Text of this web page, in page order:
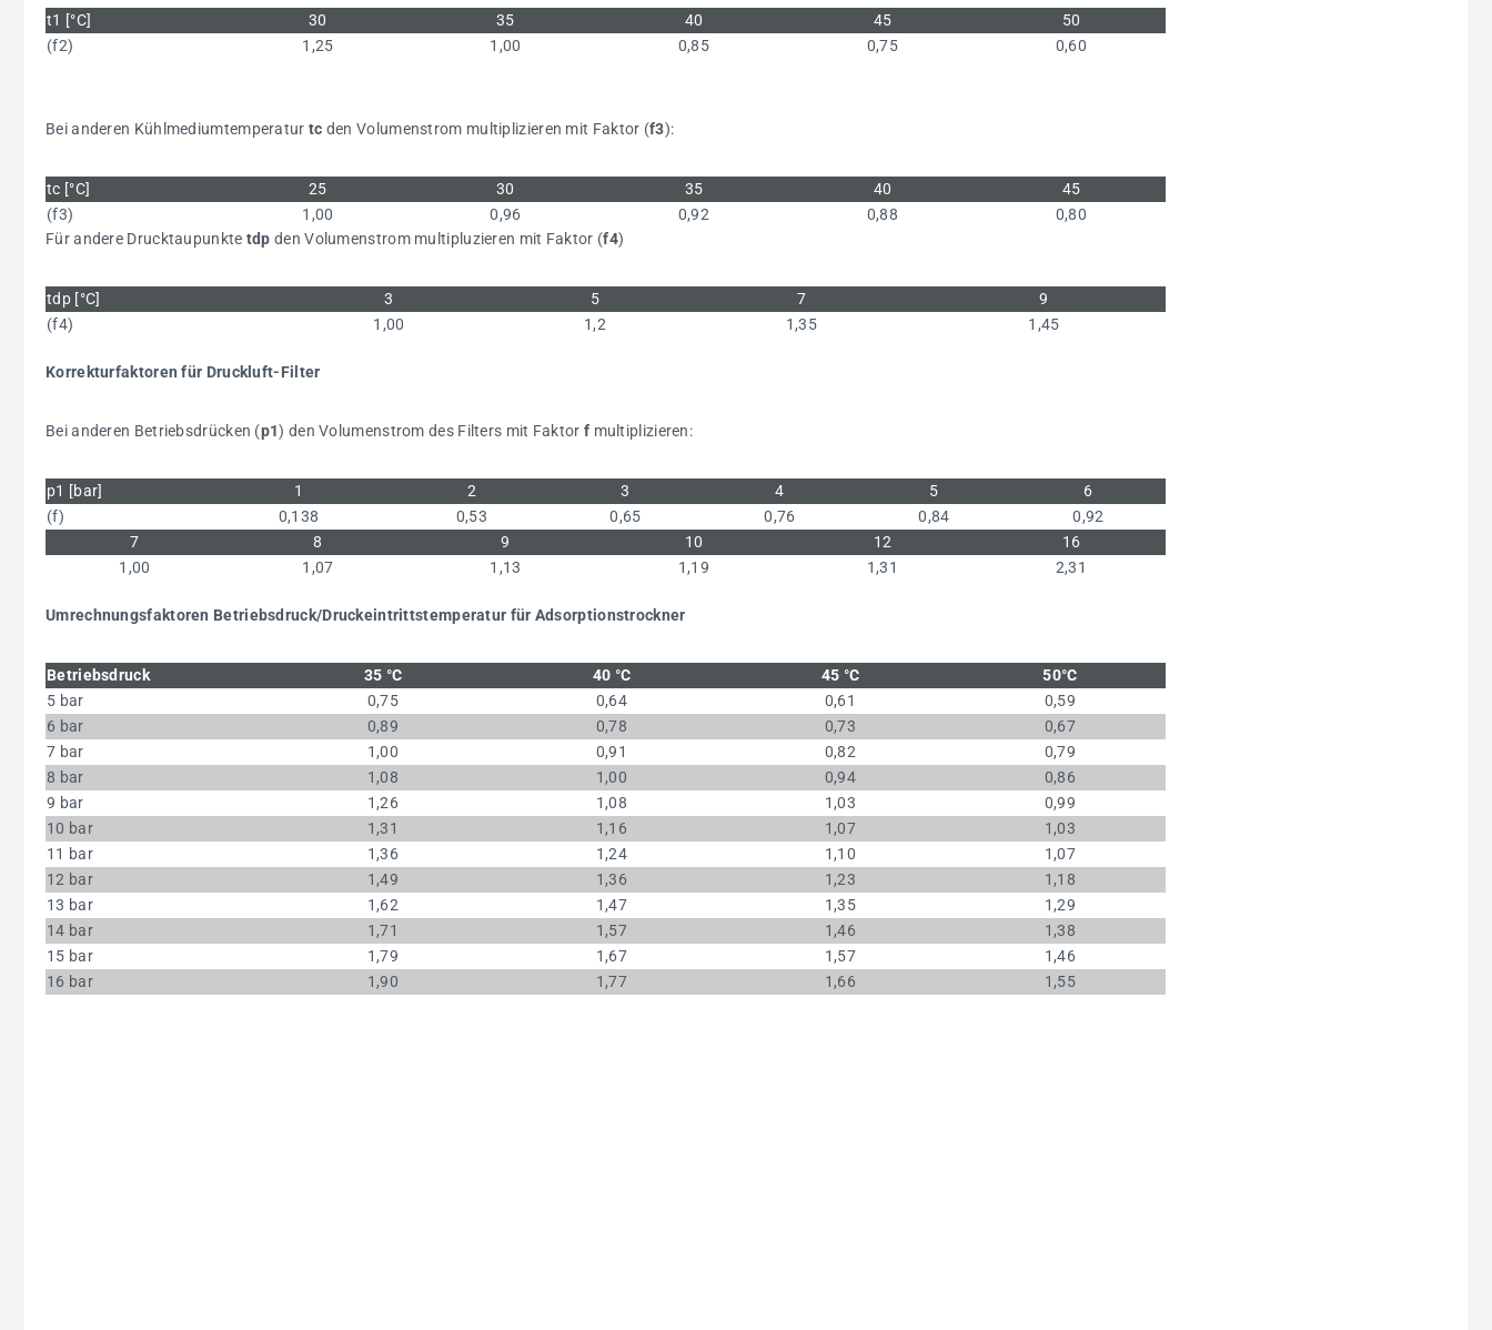
t1 [°C] 30 35 40 45
50
(f2)
1,25 1,00 0,85 0,75 0,60
Bei anderen Kühlmediumtemperatur tc den Volumenstrom multiplizieren mit Faktor (f3):
tc [°C] 25 30 35 40
45
(f3)
1,00 0,96 0,92 0,88
0,80
Für andere Drucktaupunkte tdp den Volumenstrom multipluzieren mit Faktor (f4)
tdp [°C] 3 5 7
9
(f4)
1,00 1,2 1,35 1,45
Korrekturfaktoren für Druckluft-Filter
Bei anderen Betriebsdrücken (p1) den Volumenstrom des Filters mit Faktor f multiplizieren:
p1 [bar] 1 2 3 4 5
6
(f)
0,138 0,53 0,65 0,76 0,84
0,92
7
8 9 10 12
16
1,00
1,07 1,13 1,19 1,31 2,31
Umrechnungsfaktoren Betriebsdruck/Druckeintrittstemperatur für Adsorptionstrockner
Betriebsdruck 35 °C 40 °C 45 °C
50°C
5 bar
0,75 0,64 0,61
0,59
6 bar
0,89 0,78 0,73
0,67
7 bar
1,00 0,91 0,82
0,79
8 bar
1,08 1,00 0,94
0,86
9 bar
1,26 1,08 1,03
0,99
10 bar
1,31 1,16 1,07
1,03
11 bar
1,36 1,24 1,10
1,07
12 bar
1,49 1,36 1,23
1,18
13 bar
1,62 1,47 1,35
1,29
14 bar
1,71 1,57 1,46
1,38
15 bar
1,79 1,67 1,57
1,46
16 bar
1,90 1,77 1,66 1,55